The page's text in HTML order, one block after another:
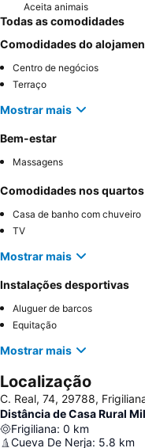
Aceita animais
Todas as comodidades
Comodidades do
Centro de negócios
Terraço
Mostrar mais
Bem-estar
Massagens
Comodidades nos quartos
Casa de banho com chuveiro
TV
Mostrar mais
Instalações desportivas
Aluguer de barcos
Equitação
Mostrar mais
Localização
C. Real, 74, 29788,
Distância de Casa Rural
Frigiliana: 0 km
Cueva De Nerja: 5.8 km